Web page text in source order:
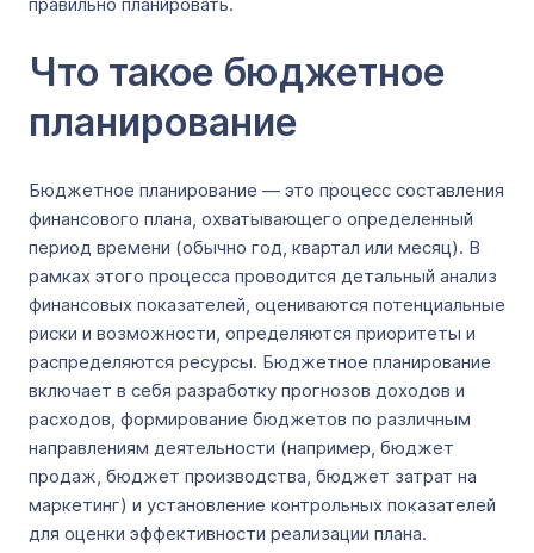
Что такое бюджетное
планирование
Бюджетное планирование — это процесс составления
финансового плана, охватывающего определенный
период времени (обычно год, квартал или месяц). В
рамках этого процесса проводится детальный анализ
финансовых показателей, оцениваются потенциальные
риски и возможности, определяются приоритеты и
распределяются ресурсы. Бюджетное планирование
включает в себя разработку прогнозов доходов и
расходов, формирование бюджетов по различным
направлениям деятельности (например, бюджет
продаж, бюджет производства, бюджет затрат на
маркетинг) и установление контрольных показателей
для оценки эффективности реализации плана.